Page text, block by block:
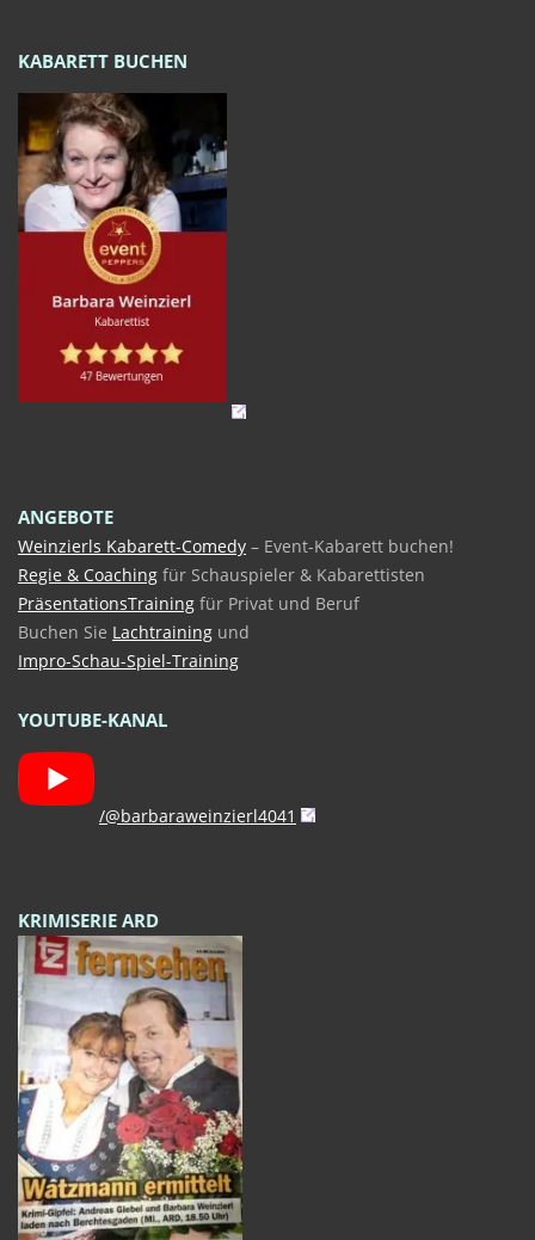
KABARETT BUCHEN
ANGEBOTE
Weinzierls Kabarett-Comedy – Event-Kabarett buchen!
Regie & Coaching für Schauspieler & Kabarettisten
PräsentationsTraining für Privat und Beruf
Buchen Sie Lachtraining und
Impro-Schau-Spiel-Training
YOUTUBE-KANAL
/@barbaraweinzierl4041
KRIMISERIE ARD